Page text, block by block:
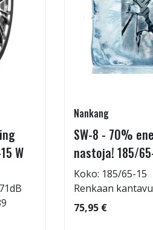
W
Nankang
SW-8 - 70%
nastoja! 185/
Koko: 185/65-15
Renkaan
75,95 €